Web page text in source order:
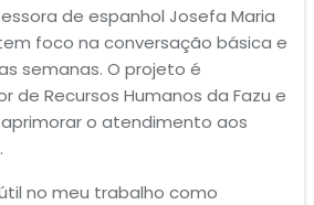
de espanhol Josefa Maria
foco na conversação básica e
semanas. O projeto é
de Recursos Humanos da Fazu e
o atendimento aos
no meu trabalho como